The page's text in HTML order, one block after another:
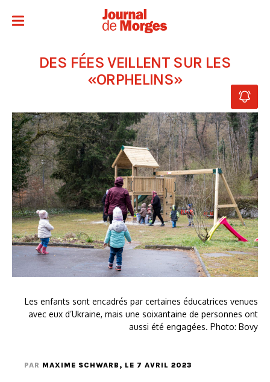
DES FÉES VEILLENT SUR LES
«ORPHELINS»
Les enfants sont encadrés par certaines éducatrices venues
avec eux d’Ukraine, mais une soixantaine de personnes ont
aussi été engagées. Photo: Bovy
PAR MAXIME SCHWARB , LE 7 AVRIL 2023